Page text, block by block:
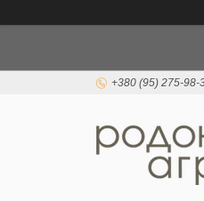
+380 (95) 275-98-